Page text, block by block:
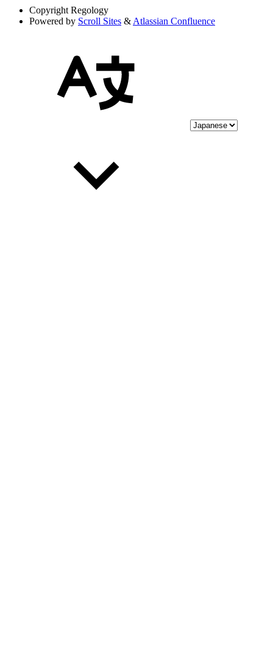
Copyright Regology
Powered by Scroll Sites & Atlassian Confluence